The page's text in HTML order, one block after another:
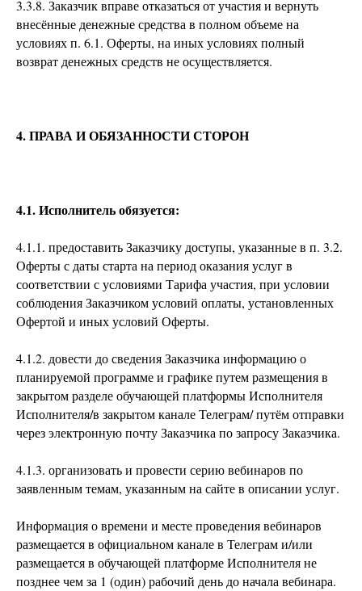
3.3.8. Заказчик вправе отказаться от участия и вернуть
внесённые денежные средства в полном объеме на
условиях п. 6.1. Оферты, на иных условиях полный
возврат денежных средств не осуществляется.
4. ПРАВА И ОБЯЗАННОСТИ СТОРОН
4.1. Исполнитель обязуется:
4.1.1. предоставить Заказчику доступы, указанные в п. 3.2.
Оферты с даты старта на период оказания услуг в
соответствии с условиями Тарифа участия, при условии
соблюдения Заказчиком условий оплаты, установленных
Офертой и иных условий Оферты.
4.1.2. довести до сведения Заказчика информацию о
планируемой программе и графике путем размещения в
закрытом разделе обучающей платформы Исполнителя
Исполнителя/в закрытом канале Телеграм/ путём отправки
через электронную почту Заказчика по запросу Заказчика.
4.1.3. организовать и провести серию вебинаров по
заявленным темам, указанным на сайте в описании услуг.
Информация о времени и месте проведения вебинаров
размещается в официальном канале в Телеграм и/или
размещается в обучающей платформе Исполнителя не
позднее чем за 1 (один) рабочий день до начала вебинара.